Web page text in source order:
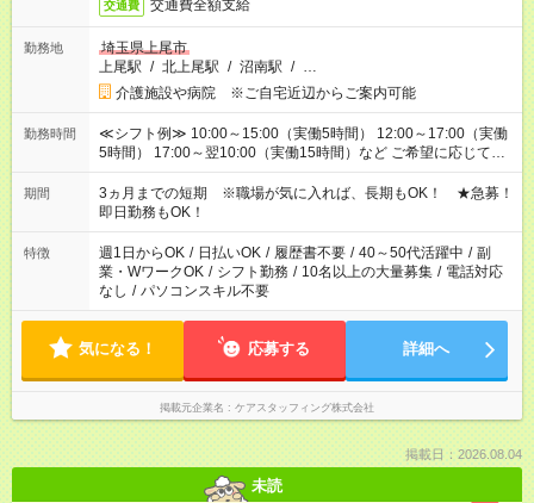
交通費 交通費全額支給
勤務地
埼玉県上尾市
上尾駅 / 北上尾駅 / 沼南駅 / …
介護施設や病院 ※ご自宅近辺からご案内可能
勤務時間
≪シフト例≫ 10:00～15:00（実働5時間） 12:00～17:00（実働
5時間） 17:00～翌10:00（実働15時間）など ご希望に応じて、
働く時間は調整できます！ お気軽に担当へ相談ください！
期間
3ヵ月までの短期 ※職場が気に入れば、長期もOK！ ★急募！
即日勤務もOK！
特徴 週1日からOK / 日払いOK / 履歴書不要 / 40～50代活躍中 / 副
業・WワークOK / シフト勤務 / 10名以上の大量募集 / 電話対応
なし / パソコンスキル不要
気になる！ 応募する 詳細へ
掲載元企業名 ケアスタッフィング株式会社
掲載日：2026.08.04
未読